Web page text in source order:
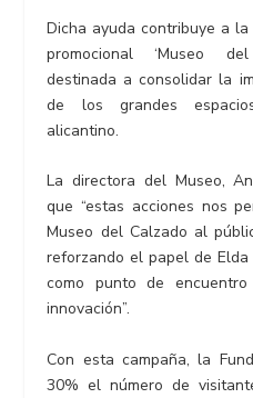
Dicha ayuda contribuye a
promocional ‘Museo
destinada a consolidar la
de los grandes
alicantino.
La directora del Museo,
que “estas acciones nos
Museo del Calzado al
reforzando el papel de
como punto de
innovación”.
Con esta campaña, la
30% el número de